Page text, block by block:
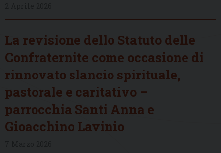
La revisione dello Statuto delle
Confraternite come occasione di
rinnovato slancio spirituale,
pastorale e caritativo –
parrocchia Santi Anna e
Gioacchino Lavinio